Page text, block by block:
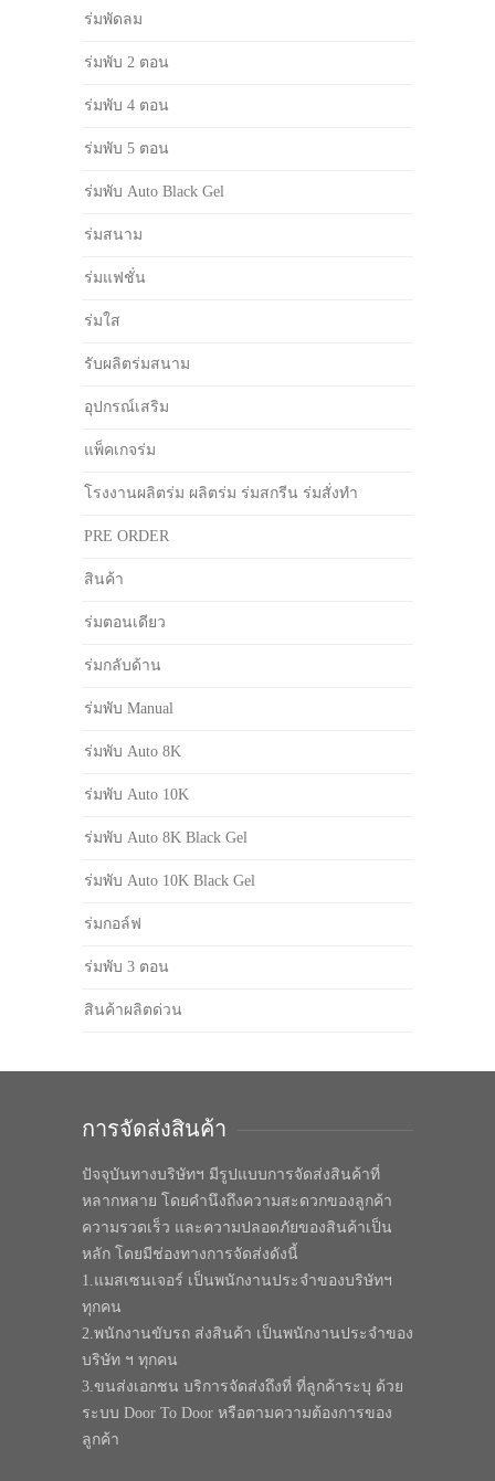
ร่มพัดลม
ร่มพับ 2 ตอน
ร่มพับ 4 ตอน
ร่มพับ 5 ตอน
ร่มพับ Auto Black Gel
ร่มสนาม
ร่มแฟชั่น
ร่มใส
รับผลิตร่มสนาม
อุปกรณ์เสริม
แพ็คเกจร่ม
โรงงานผลิตร่ม ผลิตร่ม ร่มสกรีน ร่มสั่งทำ
PRE ORDER
สินค้า
ร่มตอนเดียว
ร่มกลับด้าน
ร่มพับ Manual
ร่มพับ Auto 8K
ร่มพับ Auto 10K
ร่มพับ Auto 8K Black Gel
ร่มพับ Auto 10K Black Gel
ร่มกอล์ฟ
ร่มพับ 3 ตอน
สินค้าผลิตด่วน
การจัดส่งสินค้า
ปัจจุบันทางบริษัทฯ มีรูปแบบการจัดส่งสินค้าที่
หลากหลาย โดยคำนึงถึงความสะดวกของลูกค้า
ความรวดเร็ว และความปลอดภัยของสินค้าเป็น
หลัก โดยมีช่องทางการจัดส่งดังนี้
1.แมสเซนเจอร์ เป็นพนักงานประจำของบริษัทฯ
ทุกคน
2.พนักงานขับรถ ส่งสินค้า เป็นพนักงานประจำของ
บริษัท ฯ ทุกคน
3.ขนส่งเอกชน บริการจัดส่งถึงที่ ที่ลูกค้าระบุ ด้วย
ระบบ Door To Door หรือตามความต้องการของ
ลูกค้า